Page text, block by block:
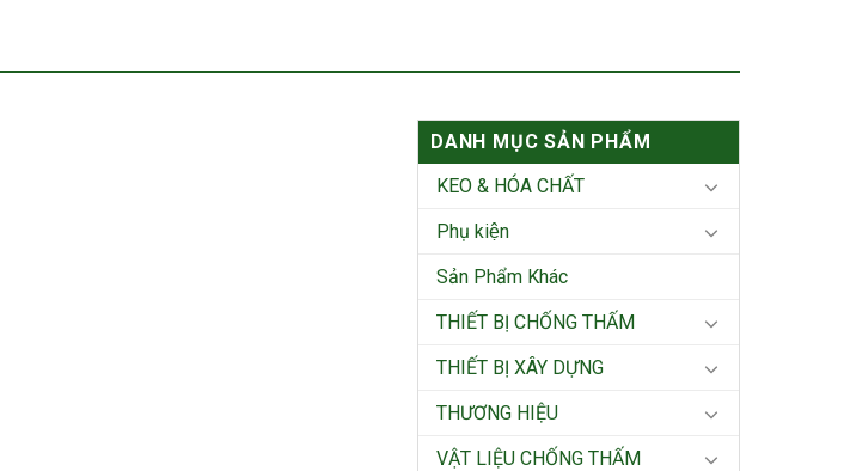
DANH MỤC SẢN PHẨM
KEO & HÓA CHẤT
Phụ kiện
Sản Phẩm Khác
THIẾT BỊ CHỐNG THẤM
THIẾT BỊ XÂY DỰNG
THƯƠNG HIỆU
VẬT LIỆU CHỐNG THẤM